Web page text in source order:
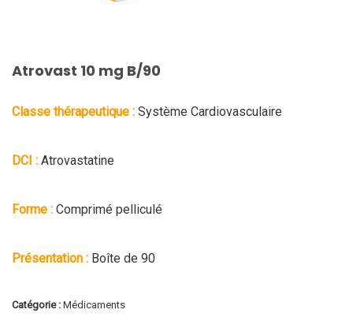
Atrovast 10 mg B/90
Classe thérapeutique : Système Cardiovasculaire
DCI : Atrovastatine
Forme : Comprimé pelliculé
Présentation : Boîte de 90
Catégorie : Médicaments